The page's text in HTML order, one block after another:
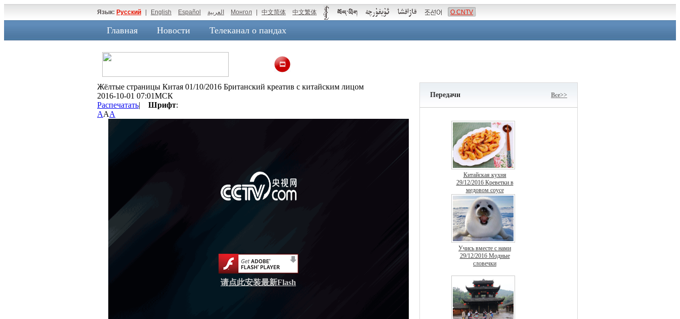
Язык: Русский English Español العربية Монгол 中文简体 中文繁体 О CNTV
Главная Новости Телеканал о пандах
Жёлтые страницы Китая 01/10/2016 Британский креатив с китайским лицом
2016-10-01 07:01МСК
Распечатать| Шрифт:
AAA
请点此安装最新Flash
Передачи Все>>
Китайская кухня
29/12/2016 Креветки в
медовом соусе
Учись вместе с нами
29/12/2016 Модные
словечки